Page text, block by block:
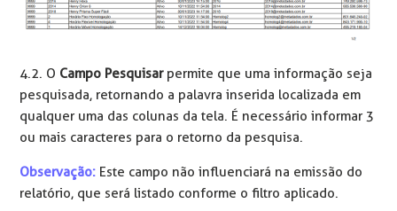
4.2. O Campo Pesquisarpermite que uma informação seja
pesquisada, retornando a palavra inserida localizada em
qualquer uma das colunas da tela. É necessário informar 3
ou mais caracteres para o retorno da pesquisa.
Observação: Este campo não influenciará na emissão do
relatório, que será listado conforme o filtro aplicado.